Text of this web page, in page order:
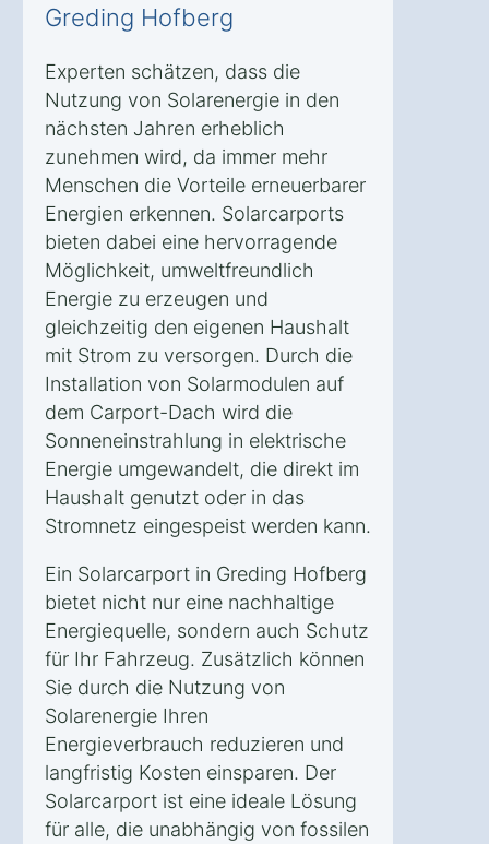
Greding Hofberg
Experten schätzen, dass die
Nutzung von Solarenergie in den
nächsten Jahren erheblich
zunehmen wird, da immer mehr
Menschen die Vorteile erneuerbarer
Energien erkennen. Solarcarports
bieten dabei eine hervorragende
Möglichkeit, umweltfreundlich
Energie zu erzeugen und
gleichzeitig den eigenen Haushalt
mit Strom zu versorgen. Durch die
Installation von Solarmodulen auf
dem Carport-Dach wird die
Sonneneinstrahlung in elektrische
Energie umgewandelt, die direkt im
Haushalt genutzt oder in das
Stromnetz eingespeist werden kann.
Ein Solarcarport in Greding Hofberg
bietet nicht nur eine nachhaltige
Energiequelle, sondern auch Schutz
für Ihr Fahrzeug. Zusätzlich können
Sie durch die Nutzung von
Solarenergie Ihren
Energieverbrauch reduzieren und
langfristig Kosten einsparen. Der
Solarcarport ist eine ideale Lösung
für alle, die unabhängig von fossilen